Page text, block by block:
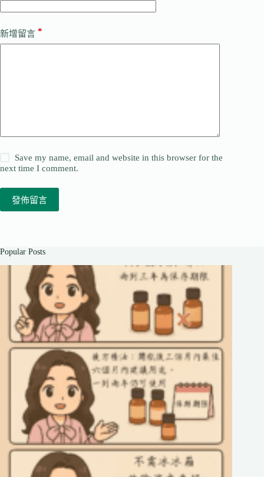
新增留言 *
Save my name, email and website in this browser for the
next time I comment.
發佈留言
Popular Posts